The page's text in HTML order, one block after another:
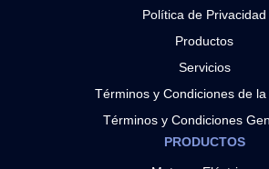
Política de Privacidad
Productos
Servicios
Términos y Condiciones de
Términos y Condiciones
PRODUCTOS